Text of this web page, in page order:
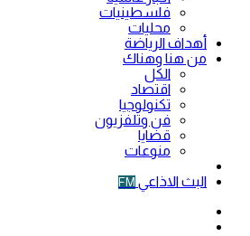
فلسطينيات
محليات
أهداف الرياضة
من هنا وهناك
الكل
اقتصاد
تكنولوجيا
فن وتلفزيون
قضايا
منوعات
البث الاذاعي FM